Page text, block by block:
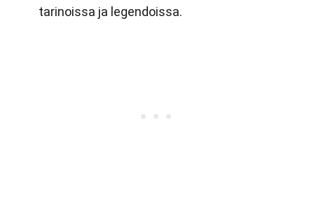
tarinoissa ja legendoissa.